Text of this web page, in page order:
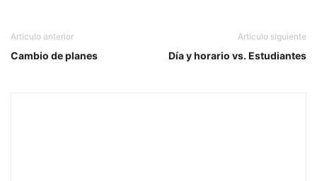
Artículo anterior
Cambio de planes
Artículo siguiente
Día y horario vs. Estudiantes